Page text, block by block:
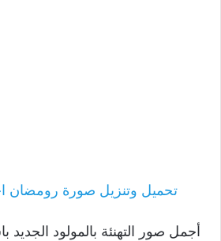
تحميل وتنزيل صورة رومضان
أجمل صور التهنئة بالمولود